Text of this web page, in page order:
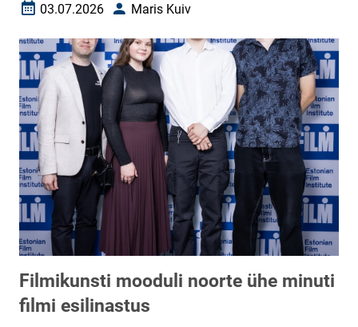
Loomise kuupäev
03.07.2026 AutorMaris Kuiv
Filmikunsti mooduli noorte ühe minuti
filmi esilinastus